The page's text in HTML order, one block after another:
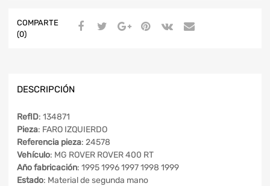
COMPARTE
(0)
DESCRIPCIÓN
RefID: 134871
Pieza: FARO IZQUIERDO
Referencia pieza: 24578
Vehículo: MG ROVER ROVER 400 RT
Año fabricación: 1995 1996 1997 1998 1999
Estado: Material de segunda mano